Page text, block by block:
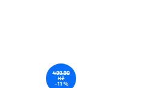
499,90
Kč
–11 %